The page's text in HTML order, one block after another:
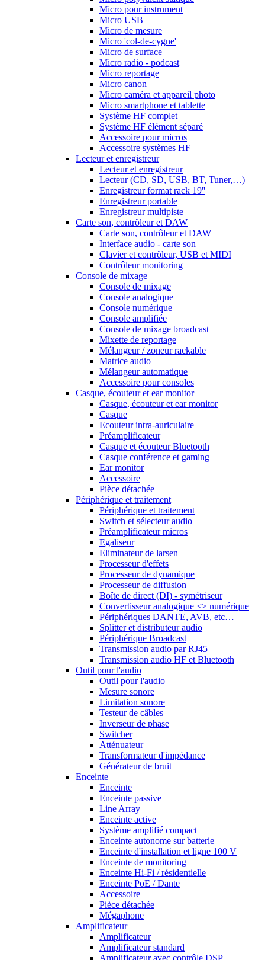
Micro pour instrument
Micro USB
Micro de mesure
Micro 'col-de-cygne'
Micro de surface
Micro radio - podcast
Micro reportage
Micro canon
Micro caméra et appareil photo
Micro smartphone et tablette
Système HF complet
Système HF élément séparé
Accessoire pour micros
Accessoire systèmes HF
Lecteur et enregistreur
Lecteur et enregistreur
Lecteur (CD, SD, USB, BT, Tuner,…)
Enregistreur format rack 19''
Enregistreur portable
Enregistreur multipiste
Carte son, contrôleur et DAW
Carte son, contrôleur et DAW
Interface audio - carte son
Clavier et contrôleur, USB et MIDI
Contrôleur monitoring
Console de mixage
Console de mixage
Console analogique
Console numérique
Console amplifiée
Console de mixage broadcast
Mixette de reportage
Mélangeur / zoneur rackable
Matrice audio
Mélangeur automatique
Accessoire pour consoles
Casque, écouteur et ear monitor
Casque, écouteur et ear monitor
Casque
Ecouteur intra-auriculaire
Préamplificateur
Casque et écouteur Bluetooth
Casque conférence et gaming
Ear monitor
Accessoire
Pièce détachée
Périphérique et traitement
Périphérique et traitement
Switch et sélecteur audio
Préamplificateur micros
Egaliseur
Eliminateur de larsen
Processeur d'effets
Processeur de dynamique
Processeur de diffusion
Boîte de direct (DI) - symétriseur
Convertisseur analogique <> numérique
Périphériques DANTE, AVB, etc…
Splitter et distributeur audio
Périphérique Broadcast
Transmission audio par RJ45
Transmission audio HF et Bluetooth
Outil pour l'audio
Outil pour l'audio
Mesure sonore
Limitation sonore
Testeur de câbles
Inverseur de phase
Switcher
Atténuateur
Transformateur d'impédance
Générateur de bruit
Enceinte
Enceinte
Enceinte passive
Line Array
Enceinte active
Système amplifié compact
Enceinte autonome sur batterie
Enceinte d'installation et ligne 100 V
Enceinte de monitoring
Enceinte Hi-Fi / résidentielle
Enceinte PoE / Dante
Accessoire
Pièce détachée
Mégaphone
Amplificateur
Amplificateur
Amplificateur standard
Amplificateur avec contrôle DSP